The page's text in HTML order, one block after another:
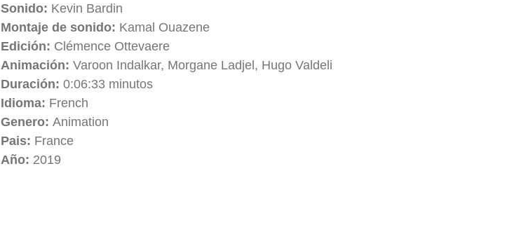
Sonido: Kevin Bardin
Montaje de sonido: Kamal Ouazene
Edición: Clémence Ottevaere
Animación:Varoon Indalkar, Morgane Ladjel, Hugo Valdeli
Duración:0:06:33 minutos
Idioma: French
Genero:Animation
Pais: France
Año: 2019